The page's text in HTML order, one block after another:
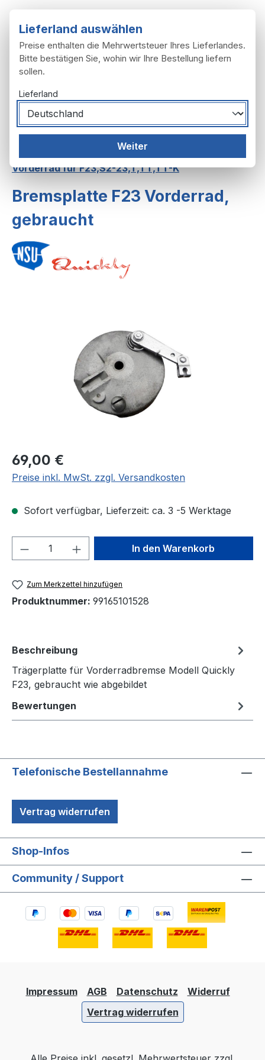
Räder
Vorderrad für F23,S2-23,T,TT,TT-K
Bremsplatte F23 Vorderrad,
gebraucht
Regulärer Preis:
69,00 €
Preise inkl. MwSt. zzgl. Versandkosten
Sofort verfügbar, Lieferzeit: ca. 3 -5 Werktage
Produkt Anzahl: Gib denIn den Warenkorb
Zum Merkzettel hinzufügen
Produktnummer: 99165101528
Beschreibung
Trägerplatte für Vorderradbremse Modell Quickly
F23, gebraucht wie abgebildet
Bewertungen
Telefonische Bestellannahme
Vertrag widerrufen
Shop-Infos
Community / Support
Impressum AGB Datenschutz
Widerruf
Vertrag widerrufen
Lieferland auswählen
Preise enthalten die Mehrwertsteuer Ihres Lieferlandes.
Bitte bestätigen Sie, wohin wir Ihre Bestellung liefern
sollen.
Lieferland
Weiter